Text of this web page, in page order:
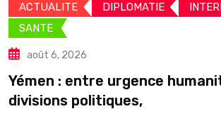
ACTUALITE DIPLOMATIE
SANTE
août 6, 2026
Yémen : entre urgence
divisions politiques,